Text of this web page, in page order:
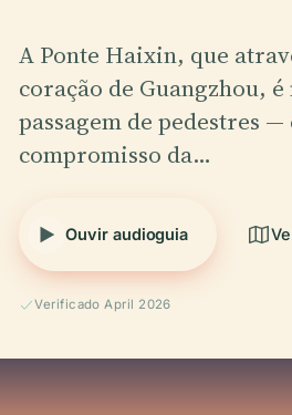
A Ponte Haixin, que
coração de Guangzhou,
passagem de pedestres
compromisso da…
Ouvir audioguia
Verificado April 2026